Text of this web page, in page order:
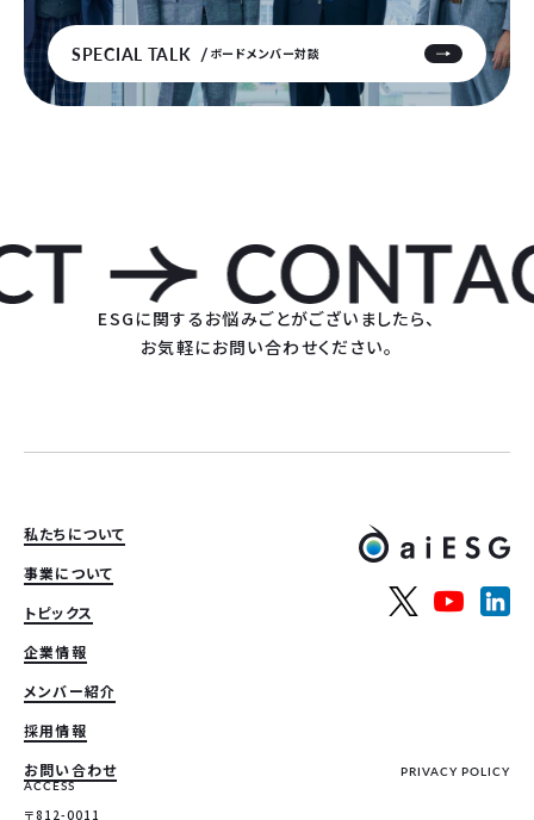
SPECIAL TALK ボードメンバー対談
ESGに関するお悩みごとがございましたら、
お気軽にお問い合わせください。
私たちについて
事業について
トピックス
企業情報
メンバー紹介
採用情報
お問い合わせ
PRIVACY POLICY
ACCESS
〒812-0011